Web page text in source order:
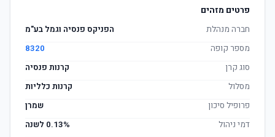
פרטים מזהים
חברה מנהלת
הפניקס פנסיה וגמל בע"מ
מספר קופה
8320
סוג קרן
קרנות פנסיה
מסלול
קרנות כלליות
פרופיל סיכון
שמרן
דמי ניהול
0.13% לשנה